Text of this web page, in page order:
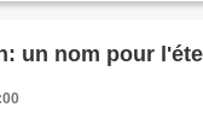
un nom pour